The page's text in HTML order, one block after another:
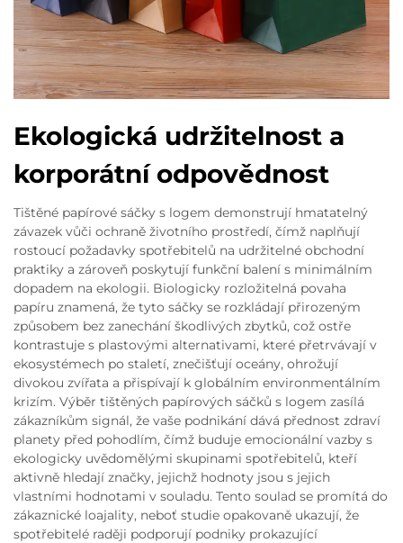
Ekologická udržitelnost a
korporátní odpovědnost
Tištěné papírové sáčky s logem demonstrují hmatatelný
závazek vůči ochraně životního prostředí, čímž naplňují
rostoucí požadavky spotřebitelů na udržitelné obchodní
praktiky a zároveň poskytují funkční balení s minimálním
dopadem na ekologii. Biologicky rozložitelná povaha
papíru znamená, že tyto sáčky se rozkládají přirozeným
způsobem bez zanechání škodlivých zbytků, což ostře
kontrastuje s plastovými alternativami, které přetrvávají v
ekosystémech po staletí, znečišťují oceány, ohrožují
divokou zvířata a přispívají k globálním environmentálním
krizím. Výběr tištěných papírových sáčků s logem zasílá
zákazníkům signál, že vaše podnikání dává přednost zdraví
planety před pohodlím, čímž buduje emocionální vazby s
ekologicky uvědomělými skupinami spotřebitelů, kteří
aktivně hledají značky, jejichž hodnoty jsou s jejich
vlastními hodnotami v souladu. Tento soulad se promítá do
zákaznické loajality, neboť studie opakovaně ukazují, že
spotřebitelé raději podporují podniky prokazující